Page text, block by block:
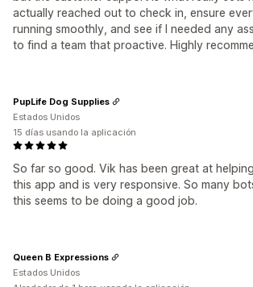
actually reached out to check in, ensure
running smoothly, and see if I needed any
to find a team that proactive. Highly
So far so good. Vik has been great at
this app and is very responsive. So many
this seems to be doing a good job.
PupLife Dog Supplies
Estados Unidos
15 días usando la aplicación
Queen B Expressions
Estados Unidos